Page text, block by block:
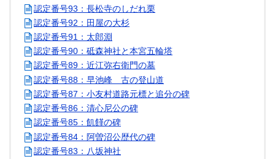
認定番号93：長松寺のしだれ栗
認定番号92：田屋の大杉
認定番号91：太郎淵
認定番号90：砥森神社と本宮五輪塔
認定番号89：近江弥右衛門の墓
認定番号88：早池峰 古の登山道
認定番号87：小友村道路元標と追分の碑
認定番号86：清心尼公の碑
認定番号85：飢饉の碑
認定番号84：阿曽沼公歴代の碑
認定番号83：八坂神社